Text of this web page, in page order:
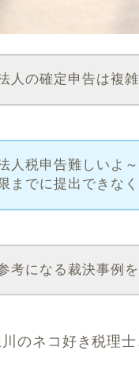
人の確定申告は複雑
人税申告難しいよ
限までに提出できな
考になる裁決事例
のネコ好き税理士